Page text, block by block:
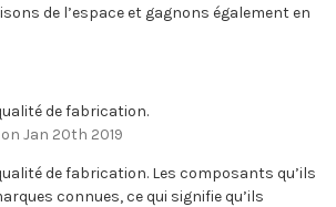
de l’espace et gagnons également en
de fabrication.
Jan 20th 2019
de fabrication. Les composants qu’ils
connues, ce qui signifie qu’ils